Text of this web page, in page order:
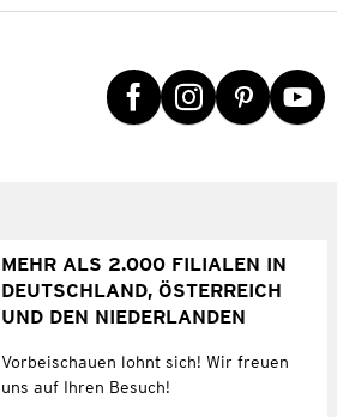
MEHR ALS 2.000 FILIALEN IN
DEUTSCHLAND, ÖSTERREICH
UND DEN NIEDERLANDEN
Vorbeischauen lohnt sich! Wir freuen
uns auf Ihren Besuch!